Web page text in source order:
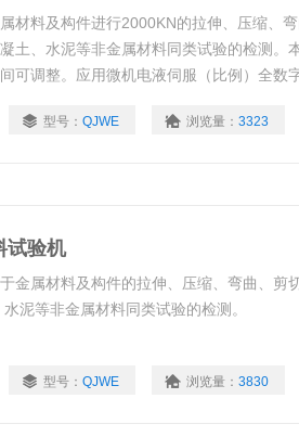
材料及构件进行2000KN的拉伸、压缩、
土、水泥等非金属材料同类试验的检测。
可调整。应用微机电液伺服（比例）全数
变形、计算机跟踪试验数据和曲线动态显
型号： QJWE 浏览量： 3323
试验机
金属材料及构件的拉伸、压缩、弯曲、剪
泥等非金属材料同类试验的检测。
型号： QJWE 浏览量： 3830